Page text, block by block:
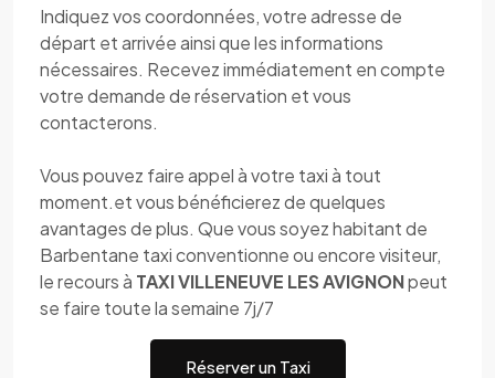
Indiquez vos coordonnées, votre adresse de
départ et arrivée ainsi que les informations
nécessaires. Recevez immédiatement en compte
votre demande de réservation et vous
contacterons.
Vous pouvez faire appel à votre taxi à tout
moment.et vous bénéficierez de quelques
avantages de plus. Que vous soyez habitant de
Barbentane taxi conventionne ou encore visiteur,
le recours à TAXI VILLENEUVE LES AVIGNONpeut
se faire toute la semaine 7j/7
Réserver un Taxi